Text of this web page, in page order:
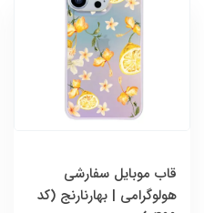
قاب موبایل سفارشی
هولوگرامی | بهارنارنج (کد